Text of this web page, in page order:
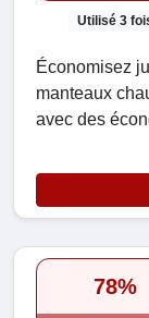
Utilisé 3
Économisez
manteaux
avec des
78%